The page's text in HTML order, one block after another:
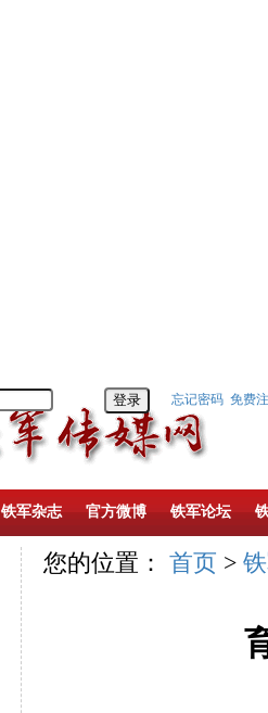
忘记密码 免费
铁军杂志 官方微博 铁军论坛
您的位置： 首页 >